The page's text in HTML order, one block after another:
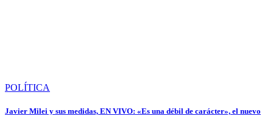
POLÍTICA
Javier Milei y sus medidas, EN VIVO: «Es una débil de carácter», el nuevo